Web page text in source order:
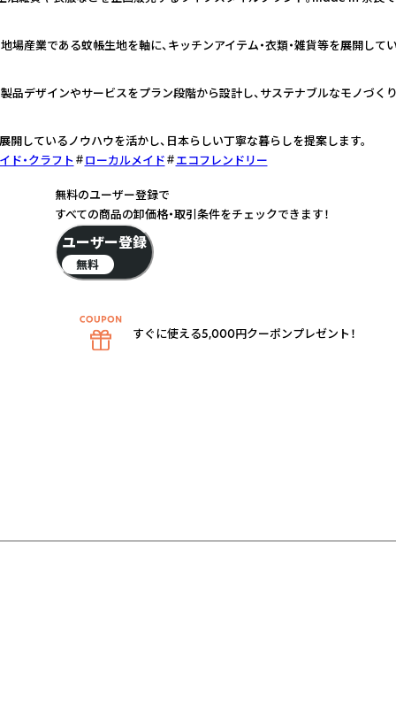
産業である蚊帳生地を軸に、キッチンアイテム・衣類・雑貨等を展開してい
品デザインやサービスをプラン段階から設計し、サステナブルなモノづく
しているノウハウを活かし、日本らしい丁寧な暮らしを提案します。
ド・クラフト
ローカルメイド エコフレンドリー
無料のユーザー登録で
すべての商品の卸価格・取引条件をチェックできます！
ユーザー登録
無料
すぐに使える5,000円クーポンプレゼント！